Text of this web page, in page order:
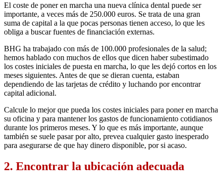
El coste de poner en marcha una nueva clínica dental puede ser
importante, a veces más de 250.000 euros. Se trata de una gran
suma de capital a la que pocas personas tienen acceso, lo que les
obliga a buscar fuentes de financiación externas.
BHG ha trabajado con más de 100.000 profesionales de la salud;
hemos hablado con muchos de ellos que dicen haber subestimado
los costes iniciales de puesta en marcha, lo que les dejó cortos en los
meses siguientes. Antes de que se dieran cuenta, estaban
dependiendo de las tarjetas de crédito y luchando por encontrar
capital adicional.
Calcule lo mejor que pueda los costes iniciales para poner en marcha
su oficina y para mantener los gastos de funcionamiento cotidianos
durante los primeros meses. Y lo que es más importante, aunque
también se suele pasar por alto, prevea cualquier gasto inesperado
para asegurarse de que hay dinero disponible, por si acaso.
2. Encontrar la ubicación adecuada